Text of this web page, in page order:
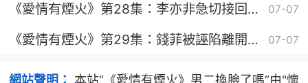
《愛情有煙火》第28集：李亦非急切接回錢
07-07
《愛情有煙火》第29集：錢菲被誣陷離開職
07-07
網站聲明： 本站“《愛情有煙火》男二換臉了嗎”由"懷